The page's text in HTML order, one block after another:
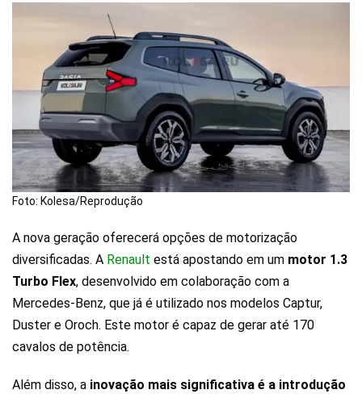
Foto: Kolesa/Reprodução
A nova geração oferecerá opções de motorização
diversificadas. A Renault está apostando em um motor 1.3
Turbo Flex, desenvolvido em colaboração com a
Mercedes-Benz, que já é utilizado nos modelos Captur,
Duster e Oroch. Este motor é capaz de gerar até 170
cavalos de potência.
Além disso, a inovação mais significativa é a introdução